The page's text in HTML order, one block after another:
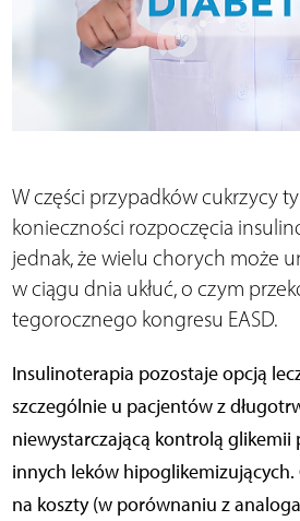
W części przypadków cukrzycy
konieczności rozpoczęcia
jednak, że wielu chorych może
w ciągu dnia ukłuć, o czym
tegorocznego kongresu EASD.
Insulinoterapia pozostaje opcją
szczególnie u pacjentów z
niewystarczającą kontrolą
innych leków hipoglikemizujących.
na koszty (w porównaniu z